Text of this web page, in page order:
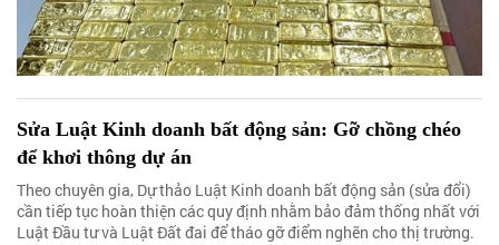
Sửa Luật Kinh doanh bất động sản: Gỡ chồng chéo
để khơi thông dự án
Theo chuyên gia, Dự thảo Luật Kinh doanh bất động sản (sửa đổi)
cần tiếp tục hoàn thiện các quy định nhằm bảo đảm thống nhất với
Luật Đầu tư và Luật Đất đai để tháo gỡ điểm nghẽn cho thị trường.